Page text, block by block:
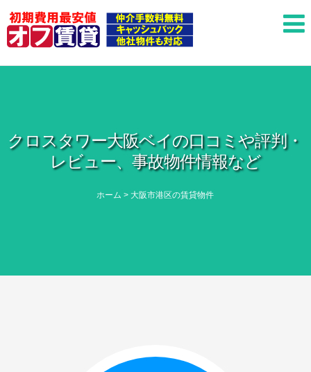
クロスタワー大阪ベイの口コミや評判・
レビュー、事故物件情報など
ホーム > 大阪市港区の賃貸物件